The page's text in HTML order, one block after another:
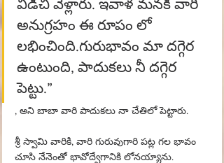
విడిచి వెళ్లారు. ఇవాళ మనకి వారి
అనుగ్రహం ఈ రూపం లో
లభించింది.గురుభావం మా దగ్గెర
ఉంటుంది, పాదుకలు నీ దగ్గెర
పెట్టు.”
, అని బాబా వారి పాదుకలు నా చేతిలో పెట్టారు.
శ్రీ స్వామి వారికి, వారి గురువుగారి పట్ల గల భావం
చూసి నేనెంతో భావోద్వేగానికి లోనయ్యాను.